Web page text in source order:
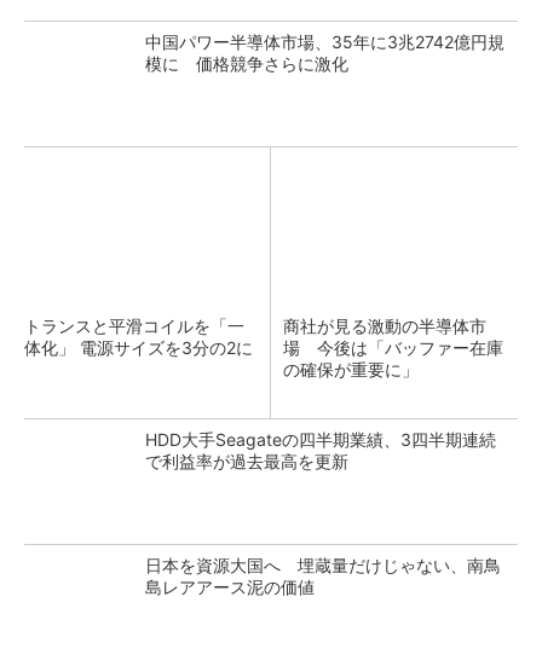
中国パワー半導体市場、35年に3兆2742億円規
模に 価格競争さらに激化
トランスと平滑コイルを「一
体化」 電源サイズを3分の2に
商社が見る激動の半導体市
場 今後は「バッファー在庫
の確保が重要に」
HDD大手Seagateの四半期業績、3四半期連続
で利益率が過去最高を更新
日本を資源大国へ 埋蔵量だけじゃない、南鳥
島レアアース泥の価値